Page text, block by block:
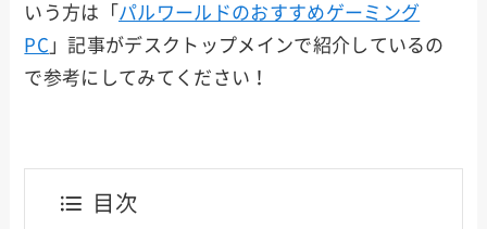
いう方は「 パルワールドのおすすめゲーミング
PC 」記事がデスクトップメインで紹介しているの
で参考にしてみてください！
目次